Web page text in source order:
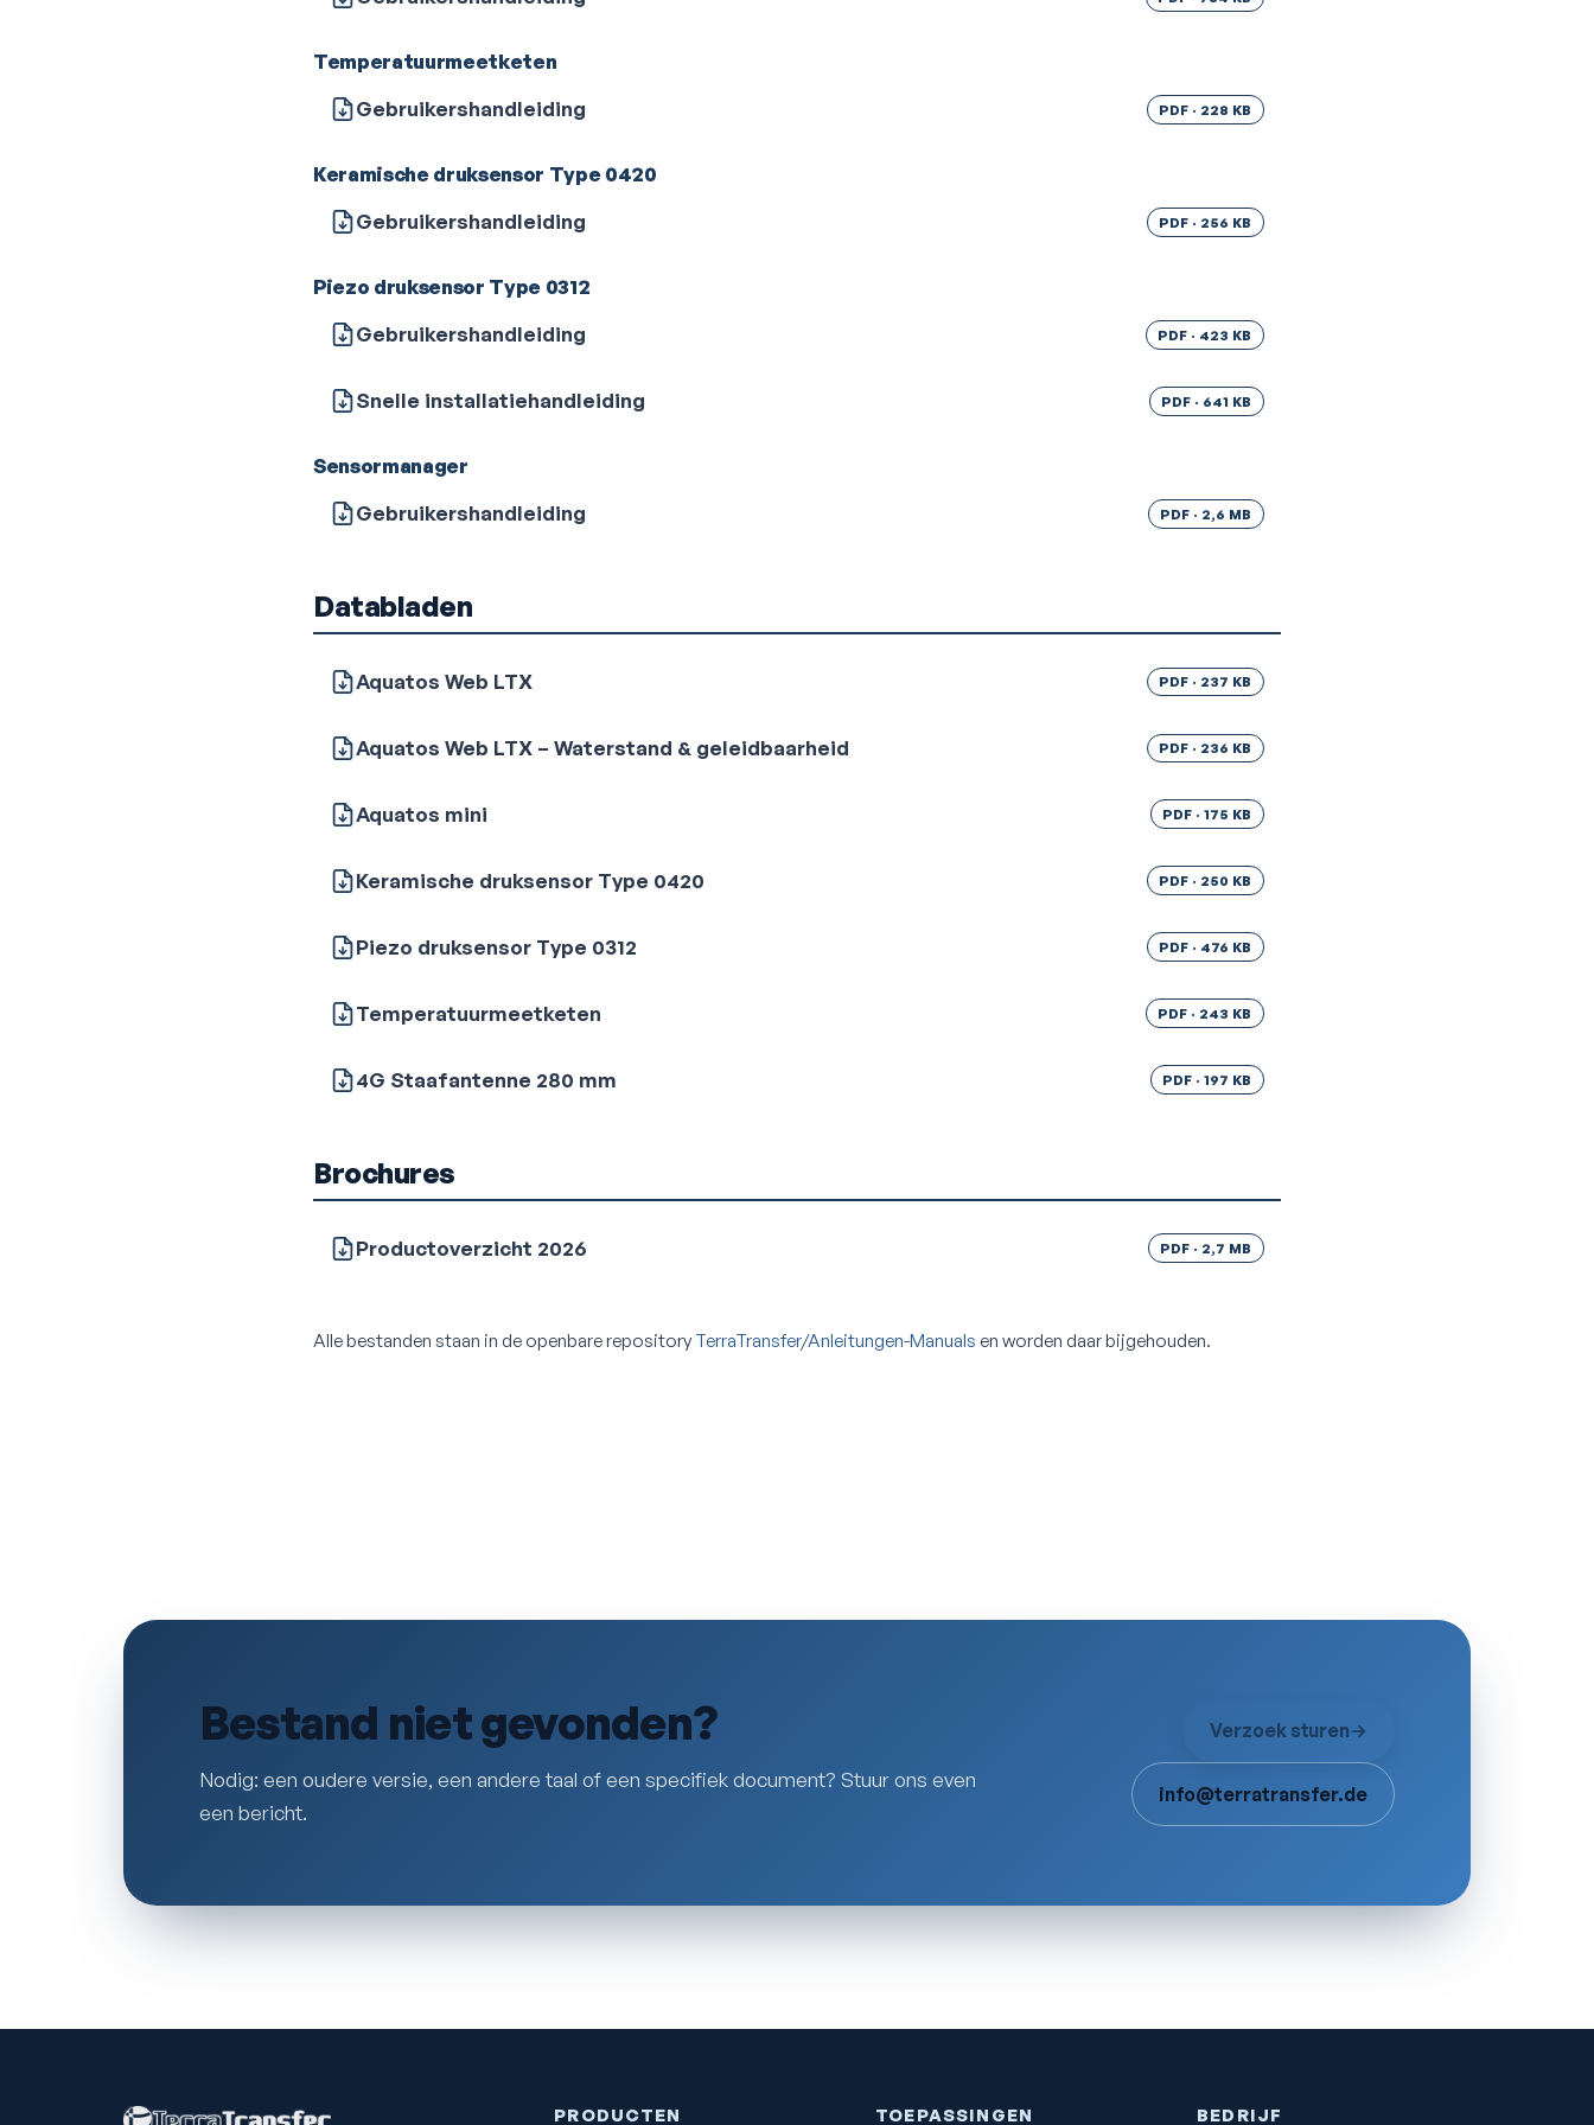
Temperatuurmeetketen
Gebruikershandleiding
PDF · 228 KB
Keramische druksensor Type 0420
Gebruikershandleiding
PDF · 256 KB
Piezo druksensor Type 0312
Gebruikershandleiding
PDF · 423 KB
Snelle installatiehandleiding PDF · 641 KB
Sensormanager
Gebruikershandleiding
PDF · 2,6 MB
Databladen
Aquatos Web LTX PDF · 237 KB
Aquatos Web LTX – Waterstand & geleidbaarheid PDF · 236 KB
Aquatos mini PDF · 175 KB
Keramische druksensor Type 0420 PDF · 250 KB
Piezo druksensor Type 0312 PDF · 476 KB
Temperatuurmeetketen PDF · 243 KB
4G Staafantenne 280 mm PDF · 197 KB
Brochures
Productoverzicht 2026 PDF · 2,7 MB
Alle bestanden staan in de openbare repositoryTerraTransfer/Anleitungen-Manuals en worden daar bijgehouden.
Bestand niet gevonden?
Nodig: een oudere versie, een andere taal of een specifiek document? Stuur ons even
een bericht.
Verzoek sturen→
info@terratransfer.de
PRODUCTEN TOEPASSINGEN BEDRIJF